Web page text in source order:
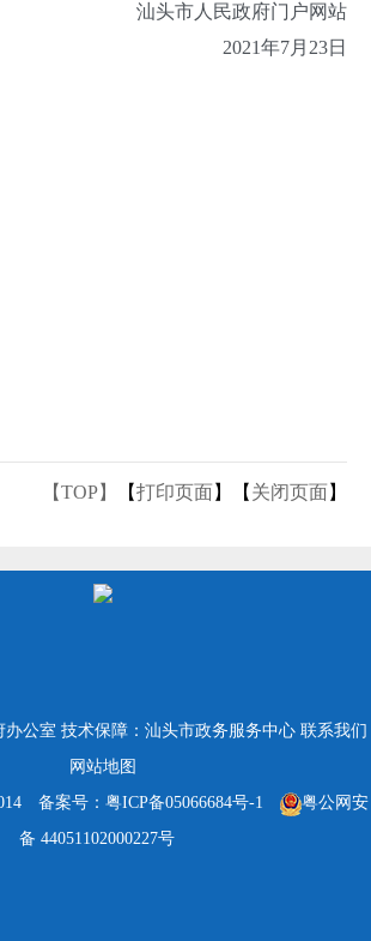
汕头市人民政府门户网站
2021年7月23日
【TOP】 【打印页面】【 关闭页面】
办公室 技术保障：汕头市政务服务中心 联系我们
网站地图
备案号：粤ICP备05066684号-1
粤公网安
备 44051102000227号